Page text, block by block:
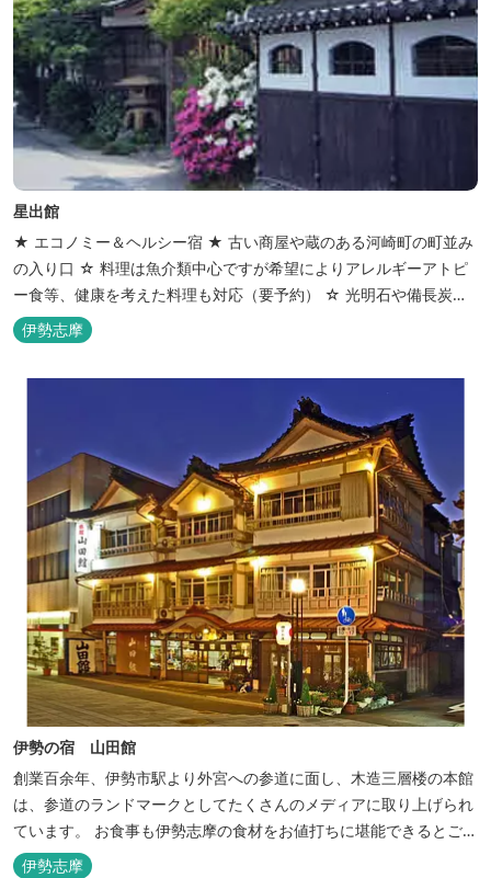
星出館
★ エコノミー＆ヘルシー宿 ★ 古い商屋や蔵のある河崎町の町並み
の入り口 ☆ 料理は魚介類中心ですが希望によりアレルギーアトピ
ー食等、健康を考えた料理も対応（要予約） ☆ 光明石や備長炭を
設置した青森ヒバと信楽焼のお風呂で心身のリフレッシュを！
【Japanese Inn Group 会員です】
伊勢志摩
伊勢の宿 山田館
創業百余年、伊勢市駅より外宮への参道に面し、木造三層楼の本館
は、参道のランドマークとしてたくさんのメディアに取り上げられ
ています。 お食事も伊勢志摩の食材をお値打ちに堪能できるとご好
評いただいています。
伊勢志摩